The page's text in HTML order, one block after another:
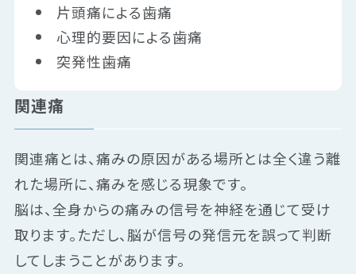
片頭痛による歯痛
心理的要因による歯痛
突発性歯痛
関連痛
関連痛とは、痛みの原因がある場所とは全く違う離
れた場所に、痛みを感じる現象です。
脳は、全身からの痛みの信号を神経を通じて受け
取ります。ただし、脳が信号の発信元を誤って判断
してしまうことがあります。